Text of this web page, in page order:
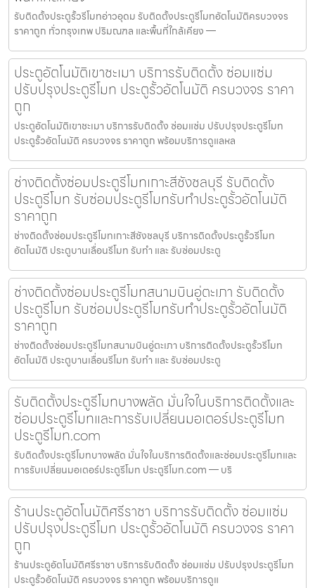
รับติดตั้งประตูรั้วรีโมทอ่าวอุดม รับติดตั้งประตูรีโมทอัตโนมัติครบวงจร
ราคาถูก ทั่วกรุงเทพ ปริมณฑล และพื้นที่ใกล้เคียง —
ประตูอัตโนมัติเขาชะเมา บริการรับติดตั้ง ซ่อมแซ่ม
ปรับปรุงประตูรีโมท ประตูรั้วอัตโนมัติ ครบวงจร ราคา
ถูก
ประตูอัตโนมัติเขาชะเมา บริการรับติดตั้ง ซ่อมแซ่ม ปรับปรุงประตูรีโมท
ประตูรั้วอัตโนมัติ ครบวงจร ราคาถูก พร้อมบริการดูแลหล
ช่างติดตั้งซ่อมประตูรีโมทเกาะสีชังชลบุรี รับติดตั้ง
ประตูรีโมท รับซ่อมประตูรีโมทรับทำประตูรั้วอัตโนมัติ
ราคาถูก
ช่างติดตั้งซ่อมประตูรีโมทเกาะสีชังชลบุรี บริการติดตั้งประตูรั้วรีโมท
อัตโนมัติ ประตูบานเลื่อนรีโมท รับทำ และ รับซ่อมประตู
ช่างติดตั้งซ่อมประตูรีโมทสนามบินอู่ตะเภา รับติดตั้ง
ประตูรีโมท รับซ่อมประตูรีโมทรับทำประตูรั้วอัตโนมัติ
ราคาถูก
ช่างติดตั้งซ่อมประตูรีโมทสนามบินอู่ตะเภา บริการติดตั้งประตูรั้วรีโมท
อัตโนมัติ ประตูบานเลื่อนรีโมท รับทำ และ รับซ่อมประตู
รับติดตั้งประตูรีโมทบางพลัด มั่นใจในบริการติดตั้งและ
ซ่อมประตูรีโมทและการรับเปลี่ยนมอเตอร์ประตูรีโมท
ประตูรีโมท.com
รับติดตั้งประตูรีโมทบางพลัด มั่นใจในบริการติดตั้งและซ่อมประตูรีโมทและ
การรับเปลี่ยนมอเตอร์ประตูรีโมท ประตูรีโมท.com — บริ
ร้านประตูอัตโนมัติศรีราชา บริการรับติดตั้ง ซ่อมแซ่ม
ปรับปรุงประตูรีโมท ประตูรั้วอัตโนมัติ ครบวงจร ราคา
ถูก
ร้านประตูอัตโนมัติศรีราชา บริการรับติดตั้ง ซ่อมแซ่ม ปรับปรุงประตูรีโมท
ประตูรั้วอัตโนมัติ ครบวงจร ราคาถูก พร้อมบริการดูแ